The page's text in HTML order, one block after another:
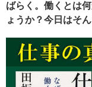
ばらく。働くとは
ょうか？今日はそ